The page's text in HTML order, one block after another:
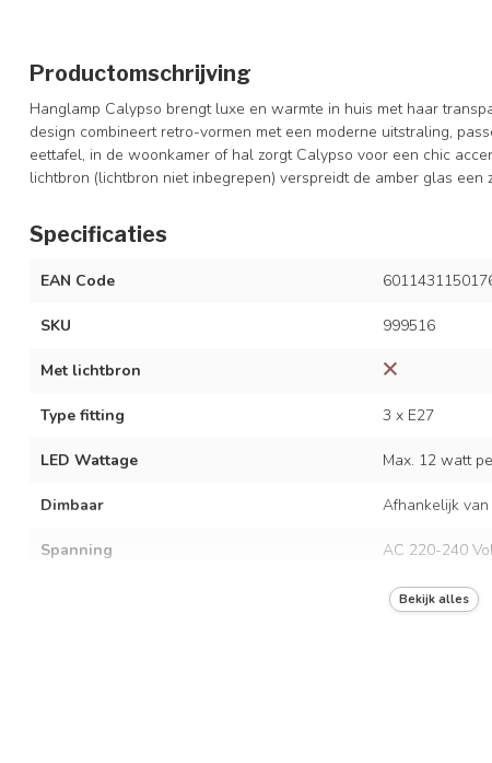
Productomschrijving
Hanglamp Calypso brengt luxe en warmte in huis met haar
design combineert retro-vormen met een moderne uitstraling,
eettafel, in de woonkamer of hal zorgt Calypso voor een chic
lichtbron (lichtbron niet inbegrepen) verspreidt de amber glas
Specificaties
EAN Code
SKU 999516
Met lichtbron
Type fitting 3 x E27
LED Wattage Max. 12 watt
Dimbaar Afhankelijk
Spanning AC 220-240
50/60 Hz
Bekijk alles